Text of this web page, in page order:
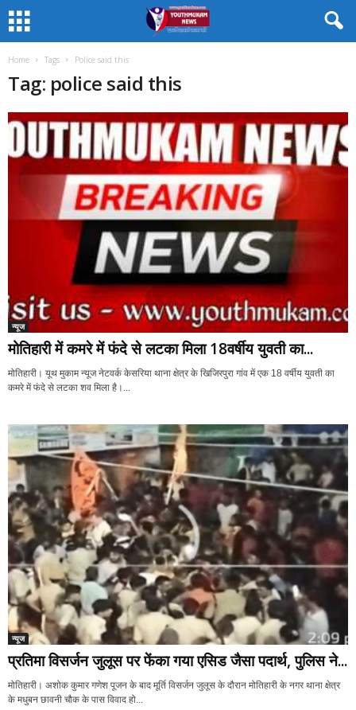
Home Tags Police said this
Tag: police said this
न्यूज
मोतिहारी में कमरे में फंदे से लटका मिला 18वर्षीय युवती का...
मोतिहारी। यूथ मुकाम न्यूज नेटवर्क केसरिया थाना क्षेत्र के खिजिरपुरा गांव में एक 18 वर्षीय युवती का
कमरे में फंदे से लटका शव मिला है।...
न्यूज
प्रतिमा विसर्जन जुलूस पर फेंका गया एसिड जैसा पदार्थ, पुलिस ने...
मोतिहारी। अशोक कुमार गणेश पूजन के बाद मूर्ति विसर्जन जुलूस के दौरान मोतिहारी के नगर थाना क्षेत्र
के मधुबन छावनी चौक के पास विवाद हो...